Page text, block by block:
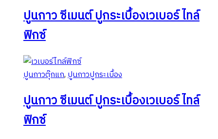
ปูนกาว ซีเมนต์ ปูกระเบื้องเวเบอร์ ไทล์
ฟิกซ์
ปูนกาวตุ๊กแก,ปูนกาวปูกระเบื้อง
ปูนกาว ซีเมนต์ ปูกระเบื้องเวเบอร์ ไทล์
ฟิกซ์